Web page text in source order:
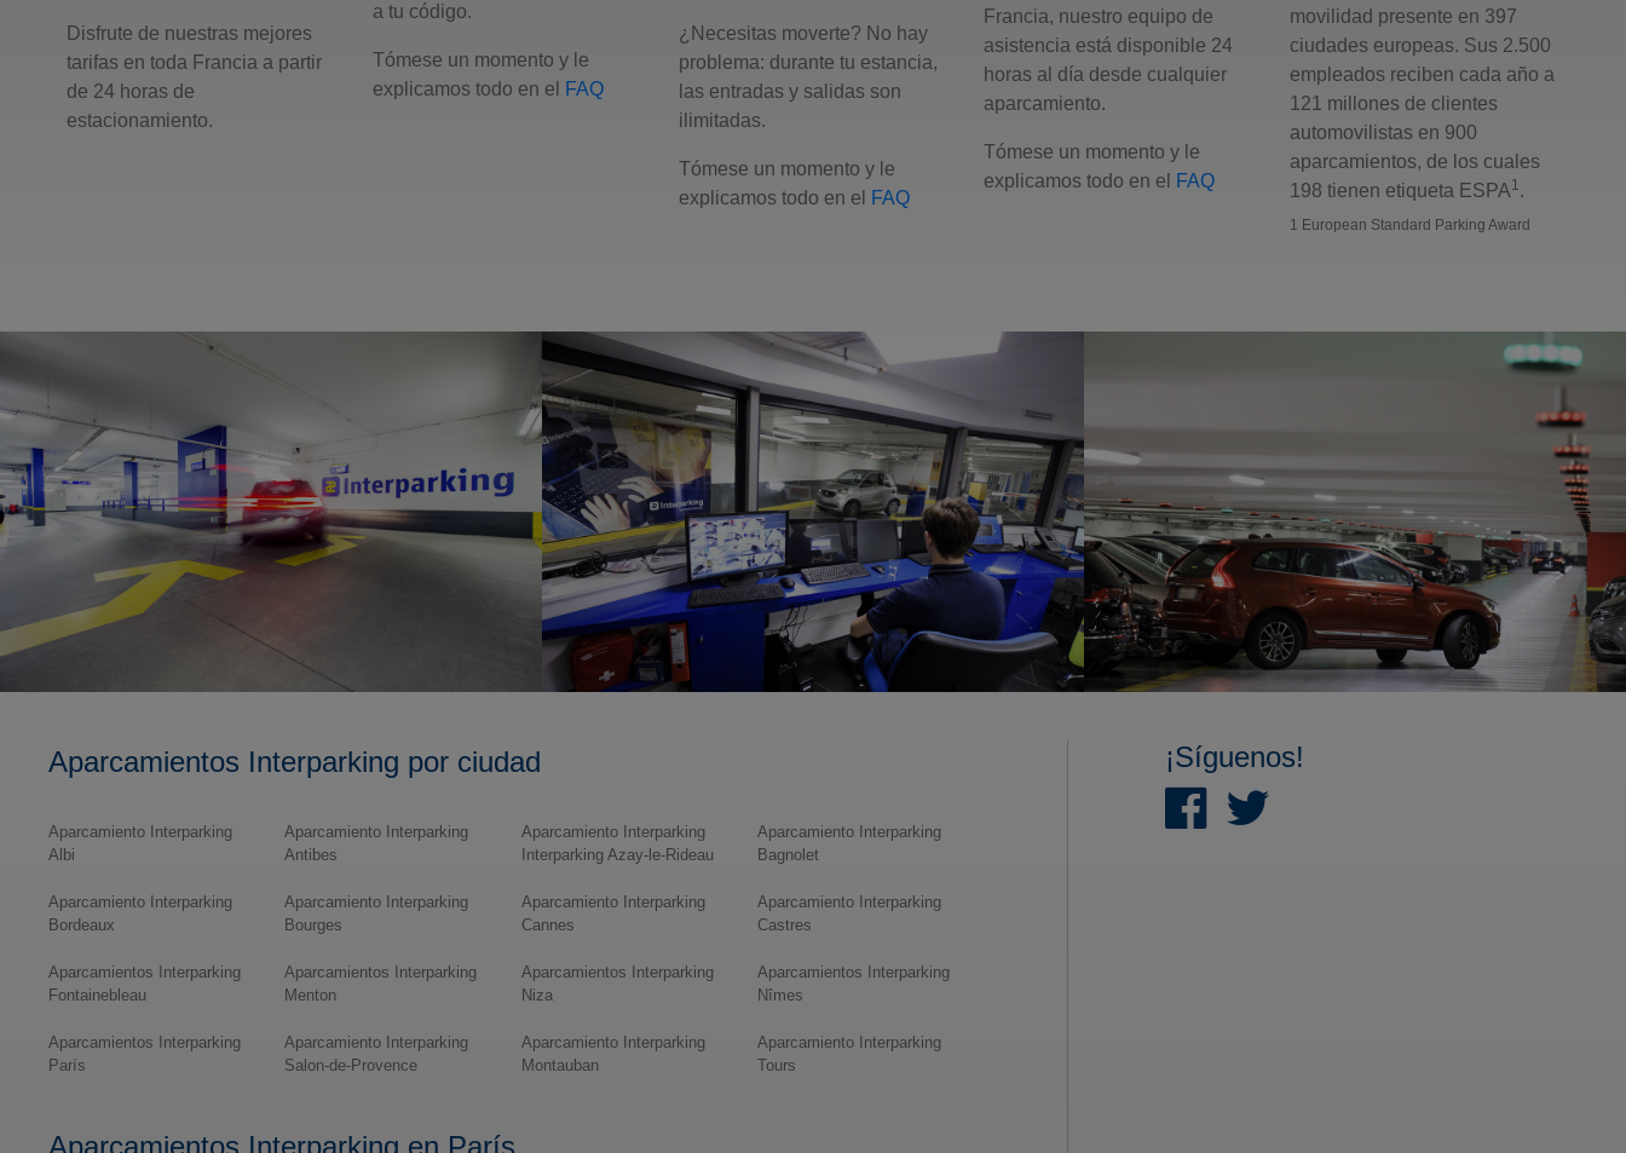
Disfrute de nuestras mejores
tarifas en toda Francia a partir
de 24 horas de
estacionamiento.
a tu código.
Tómese un momento y le
explicamos todo en el
FAQ
¿Necesitas moverte? No hay
problema: durante tu estancia,
las entradas y salidas son
ilimitadas.
Tómese un momento y le
explicamos todo en el
FAQ
Francia, nuestro equipo de
asistencia está disponible 24
horas al día desde cualquier
aparcamiento.
Tómese un momento y le
explicamos todo en el
FAQ
movilidad presente en 397
ciudades europeas. Sus 2.500
empleados reciben cada año a
121 millones de clientes
automovilistas en 900
aparcamientos, de los cuales
198 tienen etiqueta ESPA1 .
1 European Standard Parking Award
Aparcamientos Interparking por ciudad
Aparcamiento Interparking
Albi
Aparcamiento Interparking
Antibes
Aparcamiento Interparking
Interparking Azay-le-Rideau
Aparcamiento Interparking
Bagnolet
Aparcamiento Interparking
Bordeaux
Aparcamiento Interparking
Bourges
Aparcamiento Interparking
Cannes
Aparcamiento Interparking
Castres
Aparcamientos Interparking
Fontainebleau
Aparcamientos Interparking
Menton
Aparcamientos Interparking
Niza
Aparcamientos Interparking
Nîmes
Aparcamientos Interparking
París
Aparcamiento Interparking
Salon-de-Provence
Aparcamiento Interparking
Montauban
Aparcamiento Interparking
Tours
¡Síguenos!